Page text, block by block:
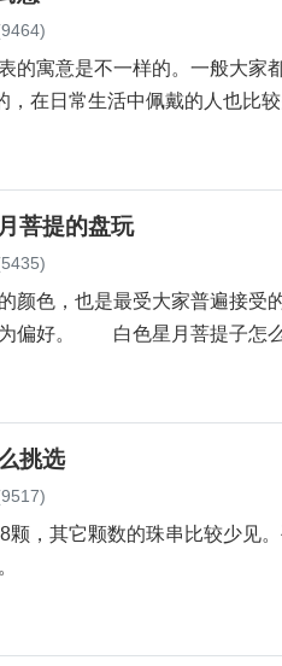
寓意是不一样的。一般大家
在日常生活中佩戴的人也比较
菩提的盘玩
，也是最受大家普遍接受的
为偏好。 白色星月菩提子
挑选
，其它颗数的珠串比较少见。